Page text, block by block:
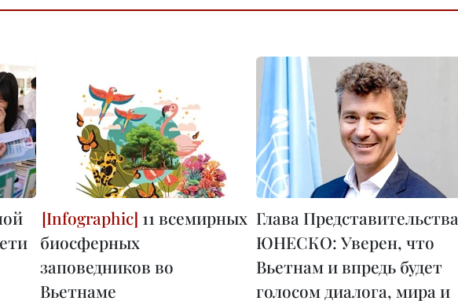
11 всемирных
биосферных
заповедников во
Вьетнаме
Глава Представительства
ЮНЕСКО: Уверен, что
Вьетнам и впредь будет
голосом диалога, мира и